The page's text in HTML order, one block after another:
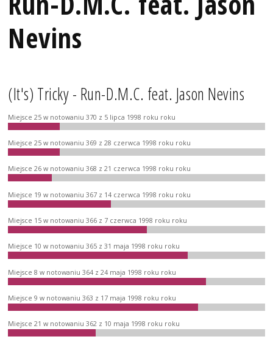
Nevins
(It's) Tricky - Run-D.M.C. feat. Jason Nevins
Miejsce 25 w notowaniu 370 z 5 lipca 1998 roku roku
Miejsce 25 w notowaniu 369 z 28 czerwca 1998 roku roku
Miejsce 26 w notowaniu 368 z 21 czerwca 1998 roku roku
Miejsce 19 w notowaniu 367 z 14 czerwca 1998 roku roku
Miejsce 15 w notowaniu 366 z 7 czerwca 1998 roku roku
Miejsce 10 w notowaniu 365 z 31 maja 1998 roku roku
Miejsce 8 w notowaniu 364 z 24 maja 1998 roku roku
Miejsce 9 w notowaniu 363 z 17 maja 1998 roku roku
Miejsce 21 w notowaniu 362 z 10 maja 1998 roku roku